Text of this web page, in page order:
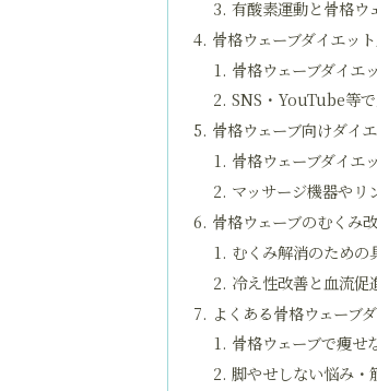
有酸素運動と骨格ウ
骨格ウェーブダイエッ
骨格ウェーブダイエ
SNS・YouTube等
骨格ウェーブ向けダイ
骨格ウェーブダイエ
マッサージ機器やリ
骨格ウェーブのむくみ
むくみ解消のための
冷え性改善と血流促
よくある骨格ウェーブ
骨格ウェーブで痩せ
脚やせしない悩み・